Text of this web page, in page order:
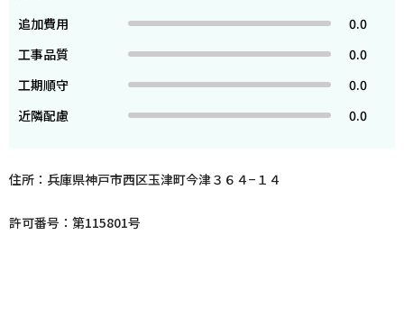
追加費用
0.0
工事品質
0.0
工期順守
0.0
近隣配慮
0.0
住所：兵庫県神戸市西区玉津町今津３６４−１４
許可番号：第115801号